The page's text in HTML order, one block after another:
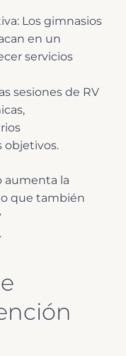
Los gimnasios
en un
servicios
sesiones de RV
objetivos.
aumenta la
que también